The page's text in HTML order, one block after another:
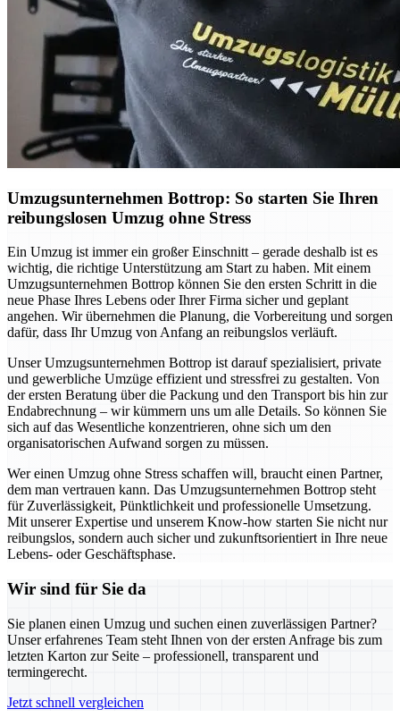
Umzugsunternehmen Bottrop: So starten Sie Ihren
reibungslosen Umzug ohne Stress
Ein Umzug ist immer ein großer Einschnitt – gerade deshalb ist es
wichtig, die richtige Unterstützung am Start zu haben. Mit einem
Umzugsunternehmen Bottrop können Sie den ersten Schritt in die
neue Phase Ihres Lebens oder Ihrer Firma sicher und geplant
angehen. Wir übernehmen die Planung, die Vorbereitung und sorgen
dafür, dass Ihr Umzug von Anfang an reibungslos verläuft.
Unser Umzugsunternehmen Bottrop ist darauf spezialisiert, private
und gewerbliche Umzüge effizient und stressfrei zu gestalten. Von
der ersten Beratung über die Packung und den Transport bis hin zur
Endabrechnung – wir kümmern uns um alle Details. So können Sie
sich auf das Wesentliche konzentrieren, ohne sich um den
organisatorischen Aufwand sorgen zu müssen.
Wer einen Umzug ohne Stress schaffen will, braucht einen Partner,
dem man vertrauen kann. Das Umzugsunternehmen Bottrop steht
für Zuverlässigkeit, Pünktlichkeit und professionelle Umsetzung.
Mit unserer Expertise und unserem Know-how starten Sie nicht nur
reibungslos, sondern auch sicher und zukunftsorientiert in Ihre neue
Lebens- oder Geschäftsphase.
Wir sind für Sie da
Sie planen einen Umzug und suchen einen zuverlässigen Partner?
Unser erfahrenes Team steht Ihnen von der ersten Anfrage bis zum
letzten Karton zur Seite – professionell, transparent und
termingerecht.
Jetzt schnell vergleichen